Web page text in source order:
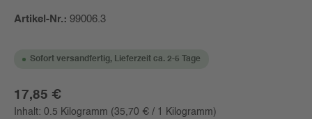
Artikel-Nr.: 99006.3
Sofort versandfertig, Lieferzeit ca. 2-5 Tage
Regulärer Preis:
17,85 €
Inhalt: 0.5 Kilogramm (35,70 € / 1 Kilogramm)